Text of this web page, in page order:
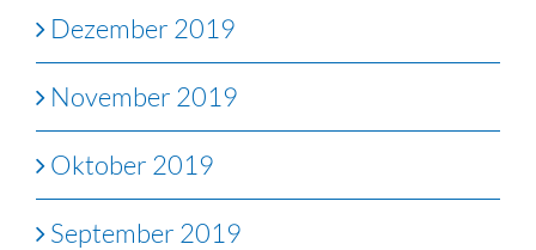
Dezember 2019
November 2019
Oktober 2019
September 2019